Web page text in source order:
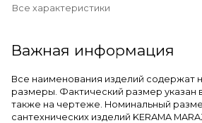
Все характеристики
Важная информация
Все наименования изделий содержат
размеры. Фактический размер указан
также на чертеже. Номинальный
сантехнических изделий KERAMA